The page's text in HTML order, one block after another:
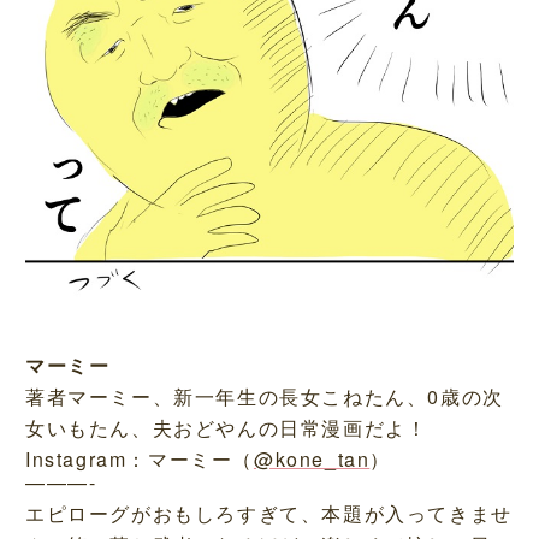
マーミー
著者マーミー、新一年生の長女こねたん、0歳の次
女いもたん、夫おどやんの日常漫画だよ！
Instagram：マーミー（@kone_tan）
———-
エピローグがおもしろすぎて、本題が入ってきませ